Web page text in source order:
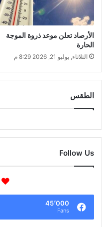
الأرصاد تعلن موعد ذروة الموجة
الحارة
الثلاثاء, يوليو 21, 2026 8:29 م
الطقس
Follow Us
45٬000
Fans